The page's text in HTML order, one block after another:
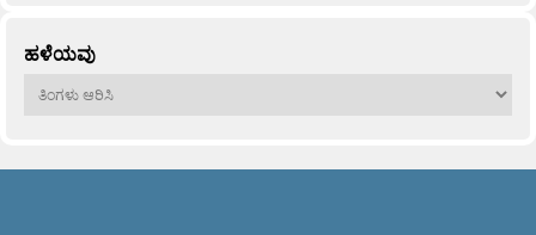
ಹಳೆಯವು
ಹಳೆಯವು